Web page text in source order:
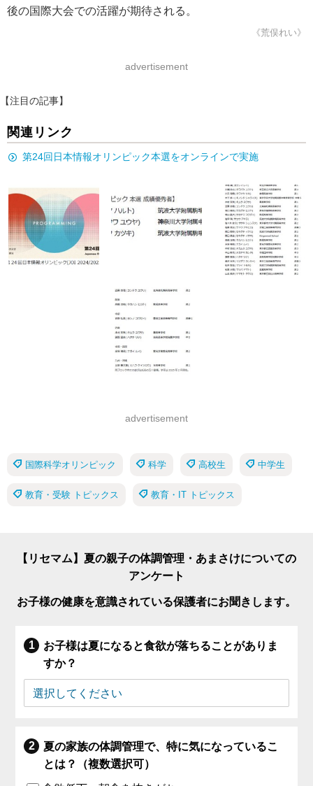
後の国際大会での活躍が期待される。
《荒俣れい》
advertisement
【注目の記事】
関連リンク
第24回日本情報オリンピック本選をオンラインで実施
advertisement
国際科学オリンピック 科学 高校生 中学生
教育・受験 トピックス 教育・IT トピックス
【リセマム】夏の親子の体調管理・あまさけについての
アンケート
お子様の健康を意識されている保護者にお聞きします。
お子様は夏になると食欲が落ちることがありま
すか？
夏の家族の体調管理で、特に気になっているこ
とは？（複数選択可）